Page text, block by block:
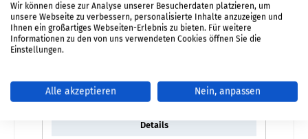
Wamsler Thyra Ascherost
Regulärer Preis:
Sofort verfügbar, Lieferzeit: 2-4 Tage
Details
Wir können diese zur Analyse unserer Besucherdaten platzieren, um
unsere Webseite zu verbessern, personalisierte Inhalte anzuzeigen und
Ihnen ein großartiges Webseiten-Erlebnis zu bieten. Für weitere
Informationen zu den von uns verwendeten Cookies öffnen Sie die
Einstellungen.
Alle akzeptieren Nein, anpassen